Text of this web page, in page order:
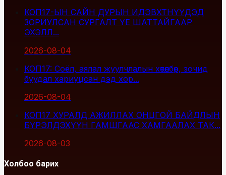
КОП17-ЫН САЙН ДУРЫН ИДЭВХТНҮҮДЭД
ЗОРИУЛСАН СУРГАЛТ ҮЕ ШАТТАЙГААР
ЭХЭЛЛ...
2026-08-04
КОП17: Соёл, аялал жуулчлалын хөтөлбөр, зочид
буудал хариуцсан дэд хор...
2026-08-04
КОП17 ХУРАЛД АЖИЛЛАХ ОНЦГОЙ БАЙДЛЫН
БҮРЭЛДЭХҮҮН ГАМШГААС ХАМГААЛАХ ТАК...
2026-08-03
Холбоо барих